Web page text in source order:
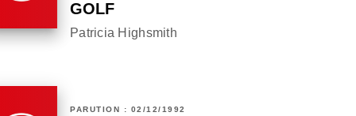
GOLF
Patricia Highsmith
PARUTION : 02/12/1992